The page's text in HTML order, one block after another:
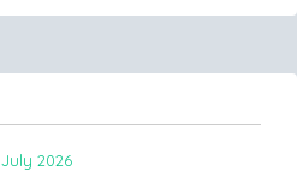
July 2026